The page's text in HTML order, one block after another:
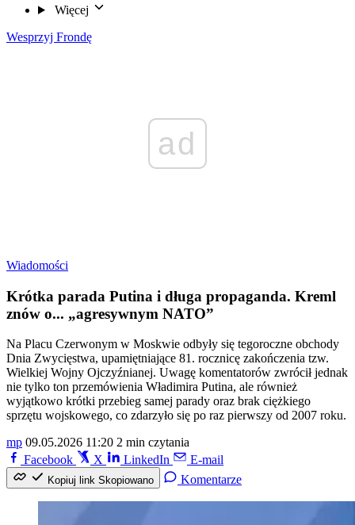
Więcej
Wesprzyj Frondę
ad
Wiadomości
Krótka parada Putina i długa propaganda. Kreml
znów o... „agresywnym NATO”
Na Placu Czerwonym w Moskwie odbyły się tegoroczne obchody
Dnia Zwycięstwa, upamiętniające 81. rocznicę zakończenia tzw.
Wielkiej Wojny Ojczyźnianej. Uwagę komentatorów zwrócił jednak
nie tylko ton przemówienia Władimira Putina, ale również
wyjątkowo krótki przebieg samej parady oraz brak ciężkiego
sprzętu wojskowego, co zdarzyło się po raz pierwszy od 2007 roku.
mp 09.05.2026 11:20 2 min czytania
Facebook
X LinkedIn E-mail
Kopiuj link Skopiowano Komentarze